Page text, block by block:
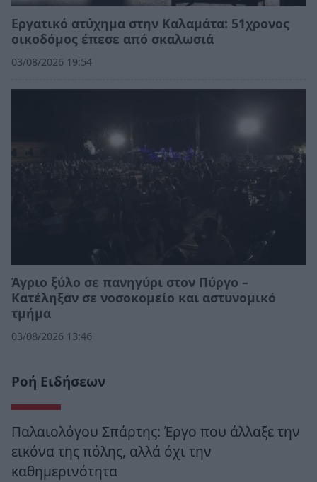
Εργατικό ατύχημα στην Καλαμάτα: 51χρονος
οικοδόμος έπεσε από σκαλωσιά
03/08/2026 19:54
Άγριο ξύλο σε πανηγύρι στον Πύργο –
Κατέληξαν σε νοσοκομείο και αστυνομικό
τμήμα
03/08/2026 13:46
Ροή Ειδήσεων
Παλαιολόγου Σπάρτης: Έργο που άλλαξε την
εικόνα της πόλης, αλλά όχι την
καθημερινότητα